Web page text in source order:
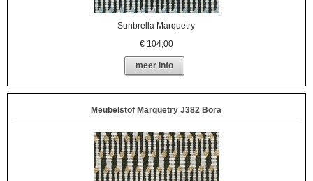
Sunbrella Marquetry
€ 104,00
meer info
Meubelstof Marquetry J382 Bora